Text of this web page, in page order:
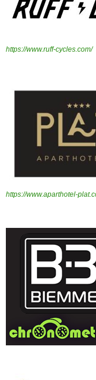
https://www.ruff-cycles.com/
https://www.aparthotel-